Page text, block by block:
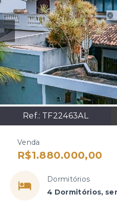
Ref.: TF22463AL
Venda
R$1.880.000,00
Dormitórios
4 Dormitórios,